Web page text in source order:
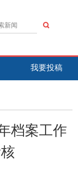
我要投稿
档案工作